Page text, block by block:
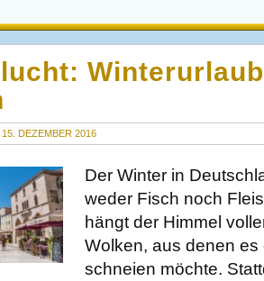
15. DEZEMBER 2016
Der Winter in
weder Fisch noch
hängt der Himmel
Wolken, aus denen es
schneien möchte.